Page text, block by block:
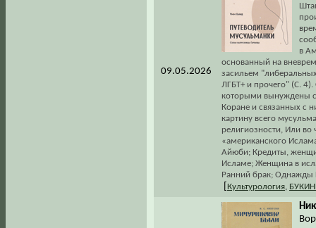
09.05.2026
в
основанный на
засильем
ЛГБТ+ и прочего" (С.
которыми вынуждены
Коране и связанных с
картину всего
религиозности, Или во
«американского
Айюби; Кредиты,
Исламе; Женщина в
Ранний брак; Однажды
Культурология